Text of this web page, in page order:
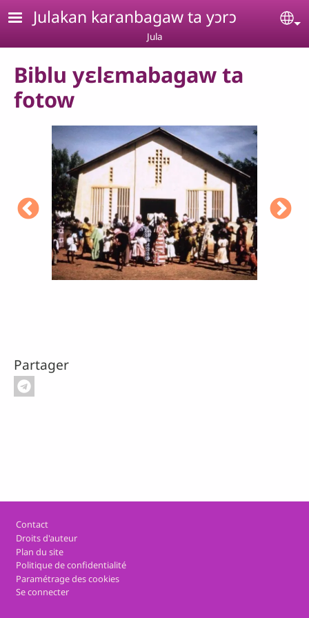
Aller au contenu principal
Julakan karanbagaw ta yɔrɔ
Jula
Biblu yɛlɛmabagaw ta
fotow
Partager
Pied de page
Contact
Droits d'auteur
Plan du site
Politique de confidentialité
Paramétrage des cookies
Se connecter